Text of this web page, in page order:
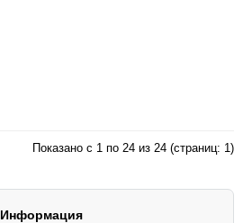
Показано с 1 по 24 из 24 (страниц: 1)
Информация